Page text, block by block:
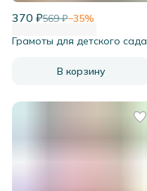
370 ₽569 ₽−35%
Грамоты для детского сада
В корзину